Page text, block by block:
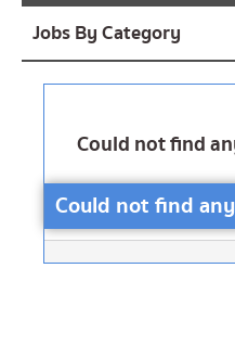
Jobs By Category
Could not find
Could not find